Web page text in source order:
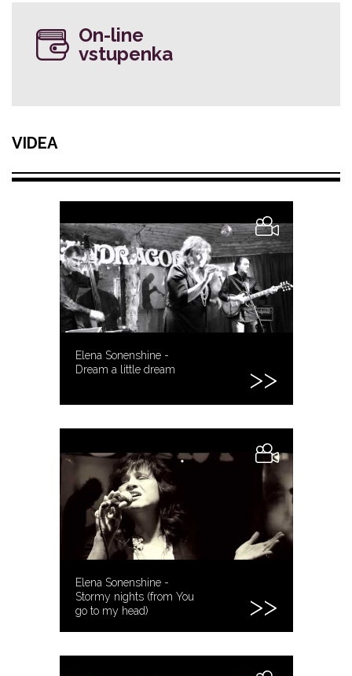
On-line
vstupenka
VIDEA
Elena Sonenshine -
Dream a little dream
Elena Sonenshine -
Stormy nights (from You
go to my head)